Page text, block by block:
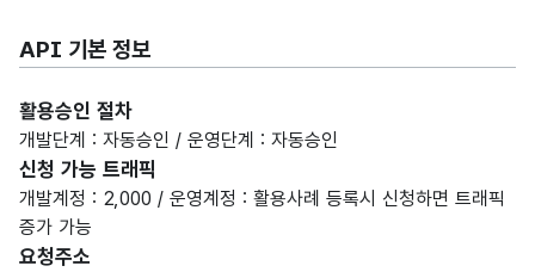
API 기본 정보
활용승인 절차
개발단계 : 자동승인 / 운영단계 : 자동승인
신청 가능 트래픽
개발계정 : 2,000 / 운영계정 : 활용사례 등록시 신청하면 트래픽
증가 가능
요청주소